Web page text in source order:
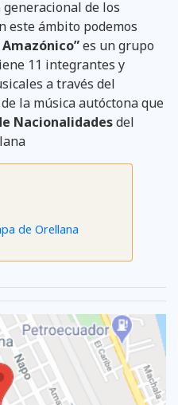
de los
este ámbito podemos
es un grupo
11 integrantes y
a través del
la música autóctona que
Nacionalidadesdel
de Orellana